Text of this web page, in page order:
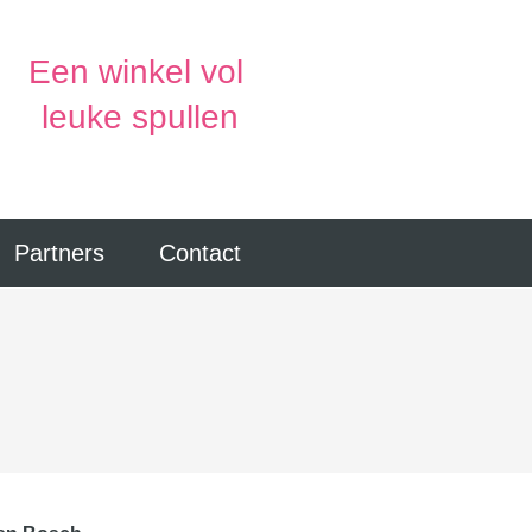
Een winkel vol
leuke spullen
Partners Contact